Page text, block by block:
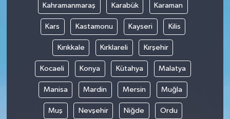
Kahramanmaraş Karabük Karaman
Kars Kastamonu Kayseri Kilis
Kırıkkale Kırklareli Kırşehir
Kocaeli Konya Kütahya Malatya
Manisa Mardin Mersin Muğla
Muş Nevşehir Niğde Ordu